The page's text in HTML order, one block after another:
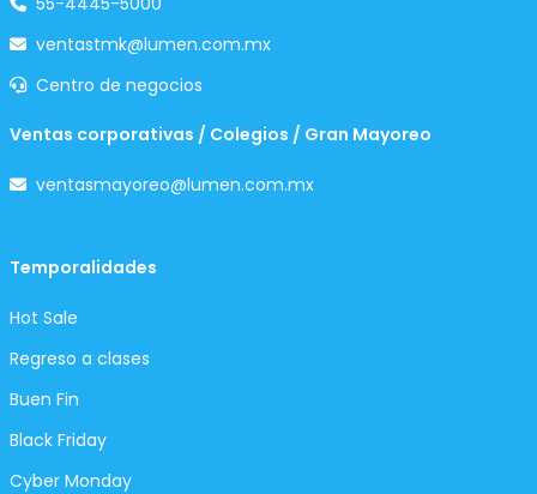
ventastmk@lumen.com.mx
Centro de negocios
Ventas corporativas / Colegios / Gran Mayoreo
ventasmayoreo@lumen.com.mx
Temporalidades
Hot Sale
Regreso a clases
Buen Fin
Black Friday
Cyber Monday